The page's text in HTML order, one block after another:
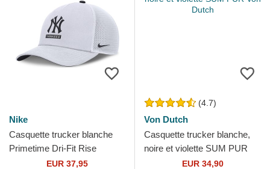
Nike
Casquette trucker blanche
Primetime Dri-Fit Rise
Structured New York
EUR 37,95
(4.7)
Von Dutch
Casquette trucker blanche,
noire et violette SUM PUR
Von DutchEUR 34,90